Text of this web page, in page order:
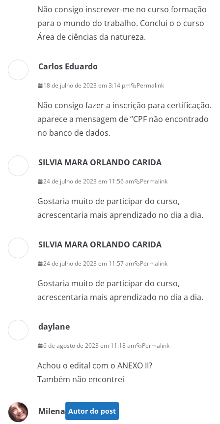
Não consigo inscrever-me no curso formação
para o mundo do trabalho. Conclui o o curso
Área de ciências da natureza.
Carlos Eduardo
18 de julho de 2023 em 3:14 pm Permalink
Não consigo fazer a inscrição para certificação.
aparece a mensagem de “CPF não encontrado
no banco de dados.
SILVIA MARA ORLANDO CARIDA
24 de julho de 2023 em 11:56 am Permalink
Gostaria muito de participar do curso,
acrescentaria mais aprendizado no dia a dia.
SILVIA MARA ORLANDO CARIDA
24 de julho de 2023 em 11:57 am Permalink
Gostaria muito de participar do curso,
acrescentaria mais aprendizado no dia a dia.
daylane
6 de agosto de 2023 em 11:18 am Permalink
Achou o edital com o ANEXO II?
Também não encontrei
Milena Autor do post